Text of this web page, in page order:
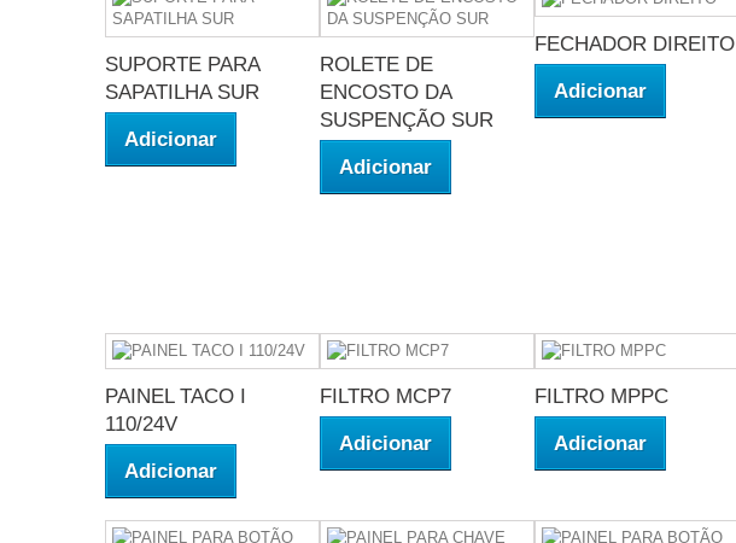
SUPORTE PARA
SAPATILHA SUR
Adicionar
ROLETE DE
ENCOSTO DA
SUSPENÇÃO SUR
Adicionar
FECHADOR DIREITO
Adicionar
PAINEL TACO I
110/24V
Adicionar
FILTRO MCP7
Adicionar
FILTRO MPPC
Adicionar